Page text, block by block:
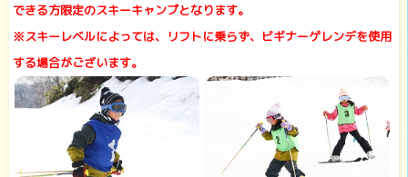
できる方限定のスキーキャンプとなります。
※スキーレベルによっては、リフトに乗らず、ビギナーゲレンデを使用
する場合がございます。